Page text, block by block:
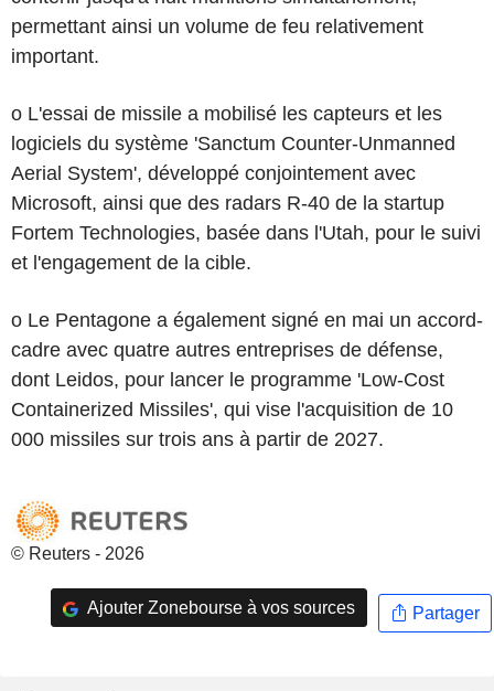
permettant ainsi un volume de feu relativement
important.
o L'essai de missile a mobilisé les capteurs et les
logiciels du système 'Sanctum Counter-Unmanned
Aerial System', développé conjointement avec
Microsoft, ainsi que des radars R-40 de la startup
Fortem Technologies, basée dans l'Utah, pour le suivi
et l'engagement de la cible.
o Le Pentagone a également signé en mai un accord-
cadre avec quatre autres entreprises de défense,
dont Leidos, pour lancer le programme 'Low-Cost
Containerized Missiles', qui vise l'acquisition de 10
000 missiles sur trois ans à partir de 2027.
© Reuters - 2026
Ajouter Zonebourse à vos sources Partager